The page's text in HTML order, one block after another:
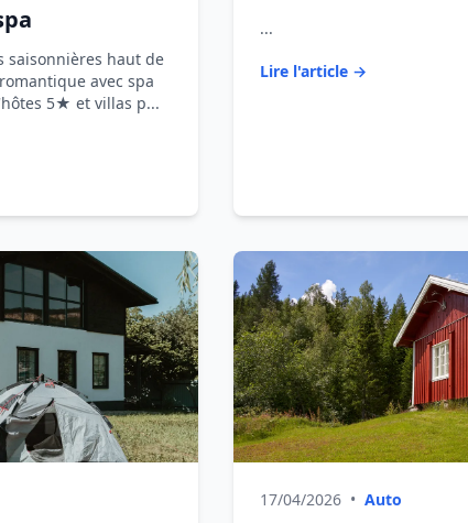
saisonnières haut de
avec spa
5★ et villas p...
...
Lire l'article →
17/04/2026 • Auto